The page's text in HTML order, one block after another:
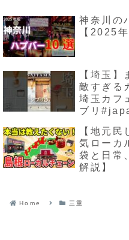
神奈川の
【2025年
【埼玉
敵すぎる
埼玉カ
ブリ
【地元
気ローカ
袋と日常
解説】
Home 三重